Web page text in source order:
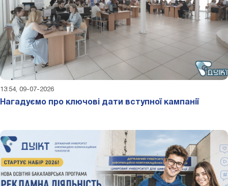
13:54, 09-07-2026
Нагадуємо про ключові дати вступної кампанії